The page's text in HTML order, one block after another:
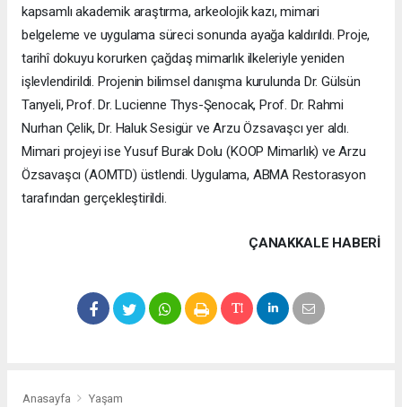
kapsamlı akademik araştırma, arkeolojik kazı, mimari
belgeleme ve uygulama süreci sonunda ayağa kaldırıldı. Proje,
tarihî dokuyu korurken çağdaş mimarlık ilkeleriyle yeniden
işlevlendirildi. Projenin bilimsel danışma kurulunda Dr. Gülsün
Tanyeli, Prof. Dr. Lucienne Thys-Şenocak, Prof. Dr. Rahmi
Nurhan Çelik, Dr. Haluk Sesigür ve Arzu Özsavaşcı yer aldı.
Mimari projeyi ise Yusuf Burak Dolu (KOOP Mimarlık) ve Arzu
Özsavaşcı (AOMTD) üstlendi. Uygulama, ABMA Restorasyon
tarafından gerçekleştirildi.
ÇANAKKALE HABERİ
Anasayfa Yaşam